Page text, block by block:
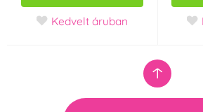
Kedvelt áruban